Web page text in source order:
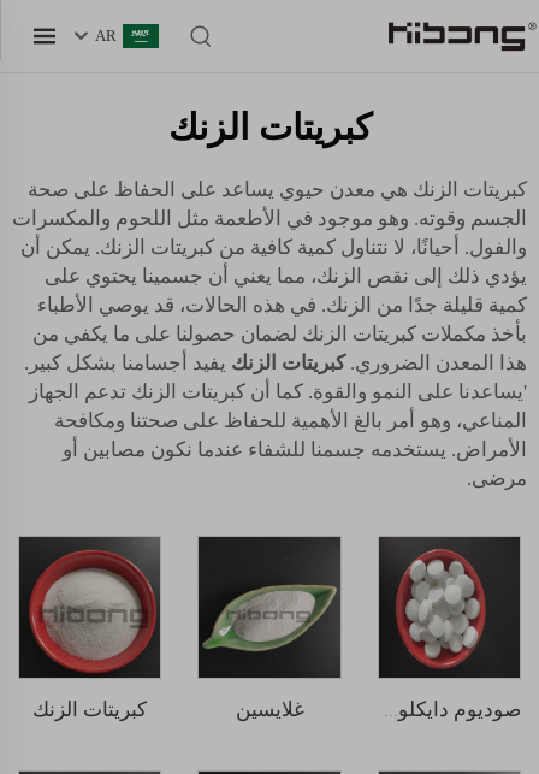
AR
كبريتات الزنك
كبريتات الزنك هي معدن حيوي يساعد على الحفاظ على صحة
الجسم وقوته. وهو موجود في الأطعمة مثل اللحوم والمكسرات
والفول. أحيانًا، لا نتناول كمية كافية من كبريتات الزنك. يمكن أن
يؤدي ذلك إلى نقص الزنك، مما يعني أن جسمينا يحتوي على
كمية قليلة جدًا من الزنك. في هذه الحالات، قد يوصي الأطباء
بأخذ مكملات كبريتات الزنك لضمان حصولنا على ما يكفي من
هذا المعدن الضروري.كبريتات الزنك يفيد أجسامنا بشكل كبير.
'يساعدنا على النمو والقوة. كما أن كبريتات الزنك تدعم الجهاز
المناعي، وهو أمر بالغ الأهمية للحفاظ على صحتنا ومكافحة
الأمراض. يستخدمه جسمنا للشفاء عندما نكون مصابين أو
مرضى.
صوديوم دايكلوروإيسوسيانورات (SDIC) غلايسين كبريتات الزنك